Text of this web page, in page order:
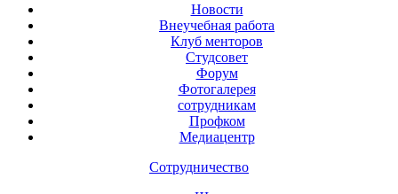
Новости
Внеучебная работа
Клуб менторов
Студсовет
Форум
Фотогалерея
сотрудникам
Профком
Медиацентр
Сотрудничество